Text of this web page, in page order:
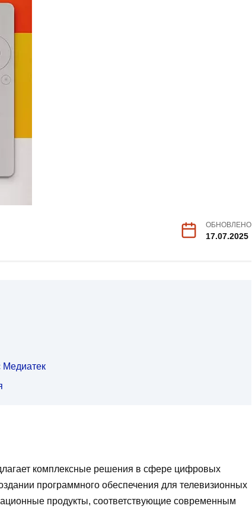
ОБНОВЛЕНО
17.07.2025
Медиатек
комплексные решения в сфере цифровых
программного обеспечения для телевизионных
продукты, соответствующие современным